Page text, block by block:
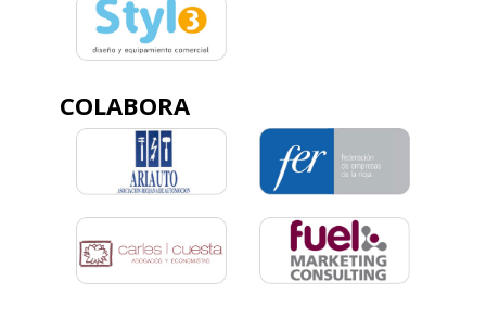
COLABORA